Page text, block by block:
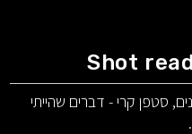
Shot
סטפן קרי - דברים שהייתי